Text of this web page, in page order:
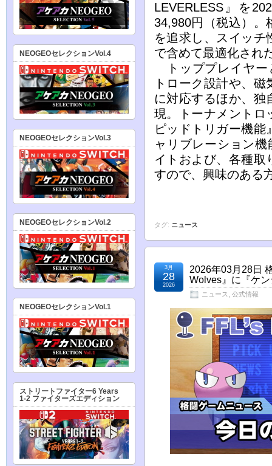
LEVERLESS』を
34,980円（税込）。
を追求し、スイッチ
で含めて最適化され
トッププレイヤー
トローク設計や、
に対応するほか、独
現。トーナメントロ
ピッドトリガー機
ャリブレーション
イトおよび、各種取
すので、興味のある
タグ: ニュース
2026年03月28日
Wolves』に『ケ
ニュース 公式情報
3月
28
2026
NEOGEOセレクションVol.4
NEOGEOセレクションVol.3
NEOGEOセレクションVol.2
NEOGEOセレクションVol.1
ストリートファイター6 Years
1-2 ファイターズエディション